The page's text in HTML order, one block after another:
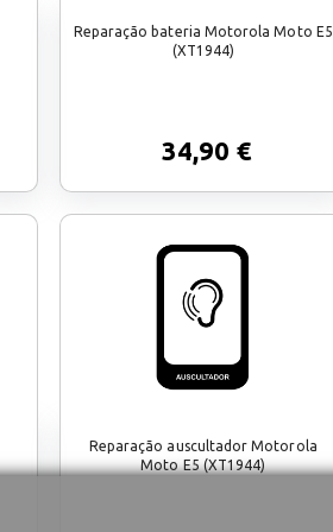
Reparação bateria Motorola Moto E5
(XT1944)
34,90 €
Reparação auscultador Motorola
Moto E5 (XT1944)